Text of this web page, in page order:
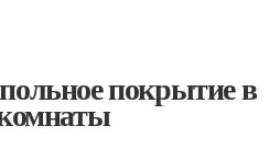
покрытие в